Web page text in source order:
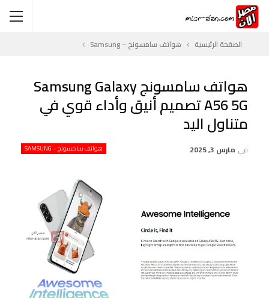
الصفحة الرئيسية هواتف سامسونج – Samsung
هواتف سامسونج Samsung Galaxy
A56 5G تصميم أنيق وأداء قوي في
متناول اليد
هواتف سامسونج – SAMSUNG في مارس 3, 2025